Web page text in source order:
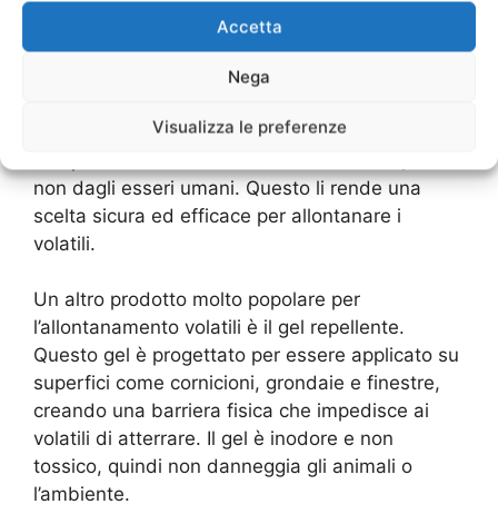
Accetta
Nega
Visualizza le preferenze
considerare è il repellente per volatili. Questi
prodotti sono progettati per emettere suoni o
odori sgradevoli per i volatili, che li terranno
utilizzano anche onde sonore ad alta frequenza
non dagli esseri umani. Questo li rende una
scelta sicura ed efficace per allontanare i
volatili.
Un altro prodotto molto popolare per
l’allontanamento volatili è il gel repellente.
Questo gel è progettato per essere applicato su
superfici come cornicioni, grondaie e finestre,
creando una barriera fisica che impedisce ai
volatili di atterrare. Il gel è inodore e non
tossico, quindi non danneggia gli animali o
l’ambiente.